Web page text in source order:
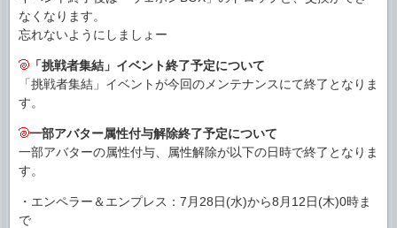
なくなります。
忘れないようにしましょー
「挑戦者集結」イベント終了予定について
「挑戦者集結」イベントが今回のメンテナンスにて終了となりま
す。
一部アバター属性付与解除終了予定について
一部アバターの属性付与、属性解除が以下の日時で終了となりま
す。
・エンペラー＆エンプレス：7月28日(水)から8月12日(木)0時ま
で